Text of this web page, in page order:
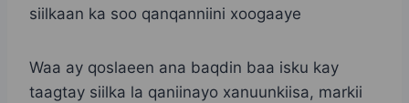
siilkaan ka soo qanqanniini xoogaaye
Waa ay qoslaeen ana baqdin baa isku kay
taagtay siilka la qaniinayo xanuunkiisa, markii